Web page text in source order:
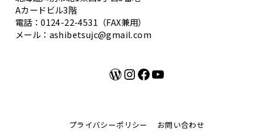
Aカードビル3階
電話：0124-22-4531（FAX兼用）
メール：ashibetsujc@gmail.com
WordPress
Instagram
Facebook
YouTube
プライバシーポリシー
お問い合わせ